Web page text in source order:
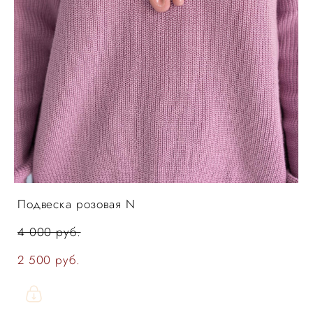
Подвеска розовая N
4 000 pуб.
2 500 pуб.